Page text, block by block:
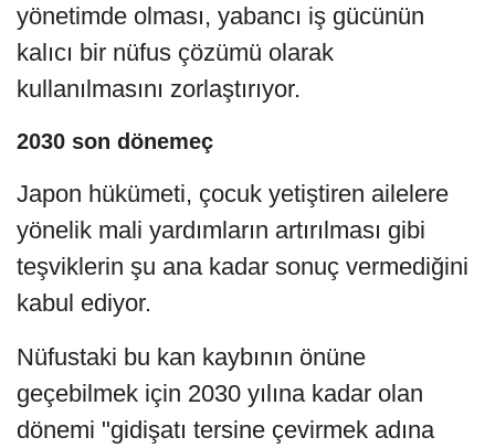
yönetimde olması, yabancı iş gücünün
kalıcı bir nüfus çözümü olarak
kullanılmasını zorlaştırıyor.
2030 son dönemeç
Japon hükümeti, çocuk yetiştiren ailelere
yönelik mali yardımların artırılması gibi
teşviklerin şu ana kadar sonuç vermediğini
kabul ediyor.
Nüfustaki bu kan kaybının önüne
geçebilmek için 2030 yılına kadar olan
dönemi "gidişatı tersine çevirmek adına